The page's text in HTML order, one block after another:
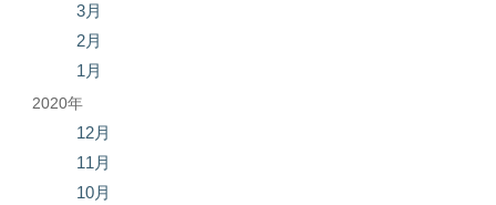
3月
2月
1月
2020年
12月
11月
10月